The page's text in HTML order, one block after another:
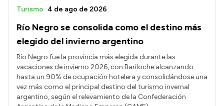
Consulta de expedientes
Convocatorias
Intranet
Login
Río Negro se consolida como el destino más
elegido del invierno argentino
Turismo 4 de ago de 2026
Río Negro fue la provincia más elegida durante las
vacaciones de invierno 2026, con Bariloche alcanzando
hasta un 90% de ocupación hotelera y consolidándose una
vez más como el principal destino del turismo invernal
argentino, según el relevamiento de la Confederación